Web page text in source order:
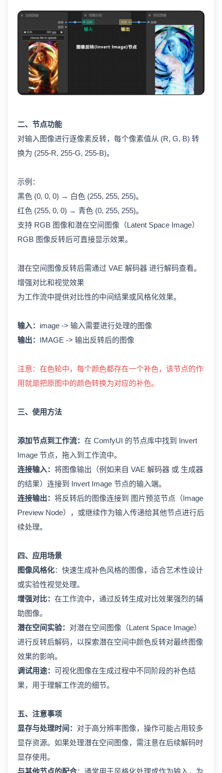
二、节点功能
对输入图像进行逐像素反转，每个像素值从 (R, G, B) 转
换为 (255-R, 255-G, 255-B)。
示例：
黑色 (0, 0, 0) → 白色 (255, 255, 255)。
红色 (255, 0, 0) → 青色 (0, 255, 255)。
支持 RGB 图像和潜在空间图像（Latent Space Image）
RGB 图像反转后可直接显示效果。
潜在空间图像反转后需通过 VAE 解码器 进行解码查看。
增强对比和视觉效果
为工作流中提供对比性的中间结果或风格化效果。
输入： image -> 输入需要进行处理的图像
输出： IMAGE -> 输出反转后的图像
注意：在色轮中，每个颜色都存在一个补色，该节点的作
用就是把原图中的颜色转换为对应的补色。
三、使用方法
添加节点到工作流： 在 ComfyUI 的节点库中找到 Invert
Image 节点，拖入到工作流中。
连接输入： 将图像输出（例如来自 VAE 解码器 或 生成器
的结果）连接到 Invert Image 节点的输入端。
连接输出： 将反转后的图像连接到 图片预览节点（Image
Preview Node），或继续作为输入传递给其他节点进行后
续处理。
四、应用场景
图像风格化：快速生成补色风格的图像，适合艺术性设计
或实验性视觉处理。
增强对比： 在工作流中，通过反转生成对比效果强烈的辅
助图像。
潜在空间实验： 对潜在空间图像（Latent Space Image）
进行反转后解码，以探索潜在空间中颜色反转对最终图像
效果的影响。
调试用途： 可视化图像在生成过程中不同阶段的补色结
果，用于理解工作流的细节。
五、注意事项
显存与处理时间： 对于高分辨率图像，操作可能占用较多
显存资源。如果处理潜在空间图像，需注意在后续解码时
显存使用。
与其他节点的配合：通常用于风格化处理或作为输入，为